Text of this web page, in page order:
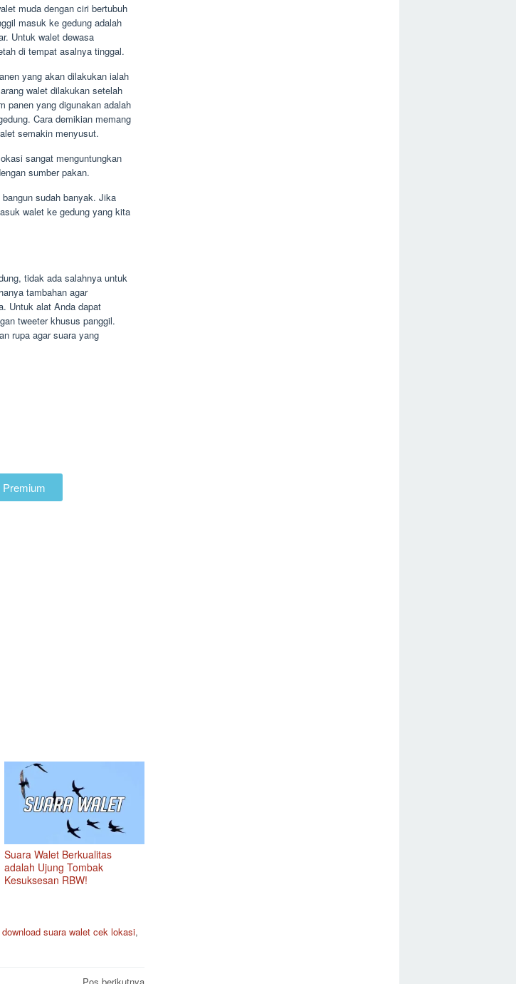
muda dengan ciri bertubuh
masuk ke gedung adalah
Untuk walet dewasa
di tempat asalnya tinggal.
yang akan dilakukan ialah
walet dilakukan setelah
panen yang digunakan adalah
Cara demikian memang
semakin menyusut.
sangat menguntungkan
sumber pakan.
sudah banyak. Jika
walet ke gedung yang kita
tidak ada salahnya untuk
tambahan agar
Untuk alat Anda dapat
tweeter khusus panggil.
rupa agar suara yang
Suara Walet Berkualitas
adalah Ujung Tombak
Kesuksesan RBW!
download suara walet cek lokasi,